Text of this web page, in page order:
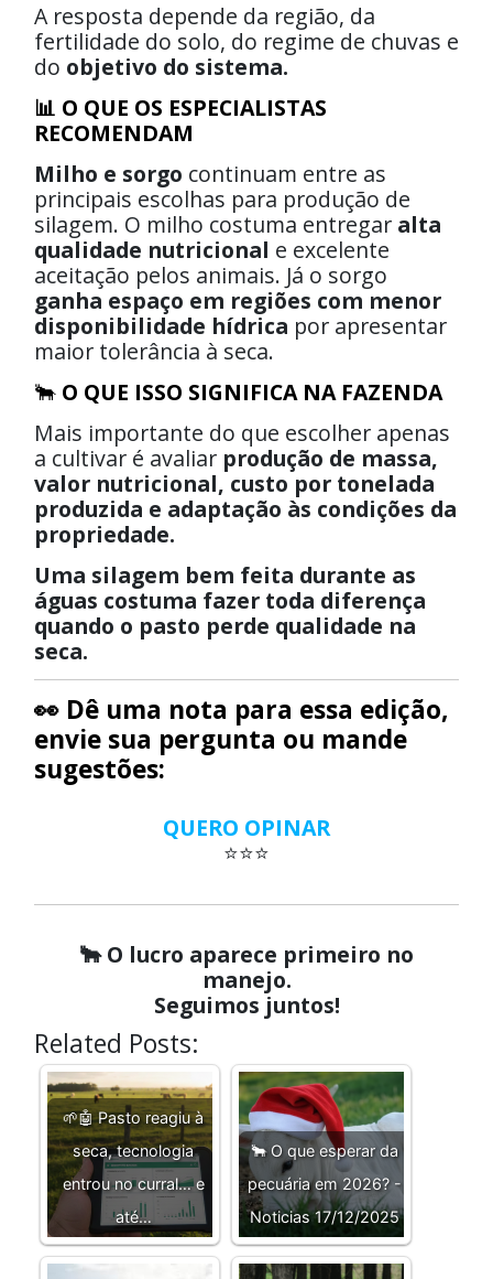
A resposta depende da região, da
fertilidade do solo, do regime de chuvas e
do objetivo do sistema.
📊 O QUE OS ESPECIALISTAS
RECOMENDAM
Milho e sorgo continuam entre as
principais escolhas para produção de
silagem. O milho costuma entregar alta
qualidade nutricional e excelente
aceitação pelos animais. Já o sorgo
ganha espaço em regiões com menor
disponibilidade hídrica por apresentar
maior tolerância à seca.
🐂 O QUE ISSO SIGNIFICA NA FAZENDA
Mais importante do que escolher apenas
a cultivar é avaliar produção de massa,
valor nutricional, custo por tonelada
produzida e adaptação às condições da
propriedade.
Uma silagem bem feita durante as
águas costuma fazer toda diferença
quando o pasto perde qualidade na
seca.
👀 Dê uma nota para essa edição,
envie sua pergunta ou mande
sugestões:
QUERO OPINAR
⭐⭐⭐
🐂 O lucro aparece primeiro no
manejo.
Seguimos juntos!
Related Posts:
🌱🤖 Pasto reagiu à
seca, tecnologia
entrou no curral… e
até…
🐂 O que esperar da
pecuária em 2026? -
Noticias 17/12/2025